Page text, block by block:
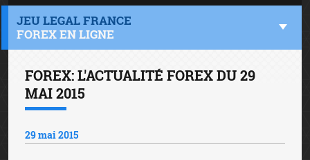
JEU LEGAL FRANCE
FOREX EN LIGNE
FOREX: L'ACTUALITÉ FOREX DU 29
MAI 2015
29 mai 2015